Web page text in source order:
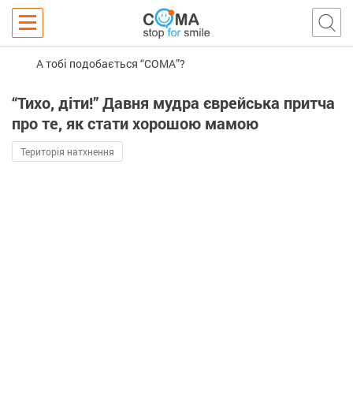
А тобі подобається “COMA”?
“Тихо, діти!” Давня мудра єврейська притча
про те, як стати хорошою мамою
Територія натхнення